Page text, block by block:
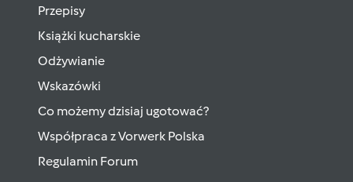
Przepisy
Książki kucharskie
Odżywianie
Wskazówki
Co możemy dzisiaj ugotować?
Współpraca z Vorwerk Polska
Regulamin Forum